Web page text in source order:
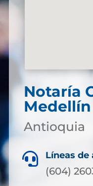
Notaría
Medellín
Antioquia
 Líneas de
(604)